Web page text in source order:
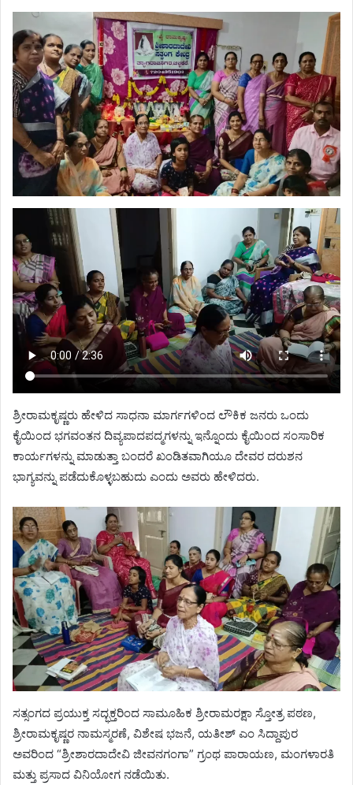
ಶ್ರೀರಾಮಕೃಷ್ಣರು ಹೇಳಿದ ಸಾಧನಾ ಮಾರ್ಗಗಳಿಂದ ಲೌಕಿಕ ಜನರು ಒಂದು
ಕೈಯಿಂದ ಭಗವಂತನ ದಿವ್ಯಪಾದಪದ್ಮಗಳನ್ನು ಇನ್ನೊಂದು ಕೈಯಿಂದ ಸಂಸಾರಿಕ
ಕಾರ್ಯಗಳನ್ನು ಮಾಡುತ್ತಾ ಬಂದರೆ ಖಂಡಿತವಾಗಿಯೂ ದೇವರ ದರುಶನ
ಭಾಗ್ಯವನ್ನು ಪಡೆದುಕೊಳ್ಳಬಹುದು ಎಂದು ಅವರು ಹೇಳಿದರು.
ಸತ್ಸಂಗದ ಪ್ರಯುಕ್ತ ಸದ್ಭಕ್ತರಿಂದ ಸಾಮೂಹಿಕ ಶ್ರೀರಾಮರಕ್ಷಾ ಸ್ತೋತ್ರ ಪಠಣ,
ಶ್ರೀರಾಮಕೃಷ್ಣರ ನಾಮಸ್ಮರಣೆ, ವಿಶೇಷ ಭಜನೆ, ಯತೀಶ್ ಎಂ ಸಿದ್ದಾಪುರ
ಅವರಿಂದ “ಶ್ರೀಶಾರದಾದೇವಿ ಜೀವನಗಂಗಾ” ಗ್ರಂಥ ಪಾರಾಯಣ, ಮಂಗಳಾರತಿ
ಮತ್ತು ಪ್ರಸಾದ ವಿನಿಯೋಗ ನಡೆಯಿತು.